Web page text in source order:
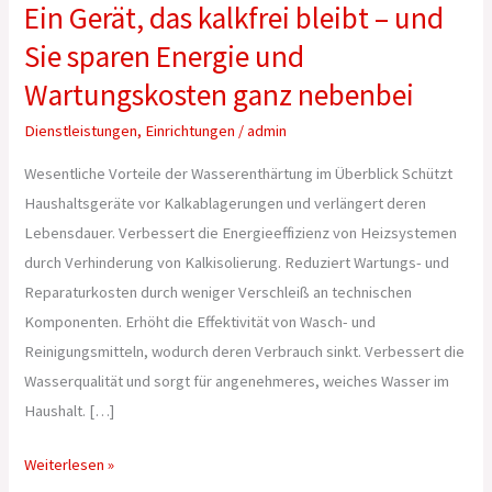
Ein Gerät, das kalkfrei bleibt – und
Sie sparen Energie und
Wartungskosten ganz nebenbei
Dienstleistungen, Einrichtungen /admin
Wesentliche Vorteile der Wasserenthärtung im Überblick Schützt
Haushaltsgeräte vor Kalkablagerungen und verlängert deren
Lebensdauer. Verbessert die Energieeffizienz von Heizsystemen
durch Verhinderung von Kalkisolierung. Reduziert Wartungs- und
Reparaturkosten durch weniger Verschleiß an technischen
Komponenten. Erhöht die Effektivität von Wasch- und
Reinigungsmitteln, wodurch deren Verbrauch sinkt. Verbessert die
Wasserqualität und sorgt für angenehmeres, weiches Wasser im
Haushalt. […]
Weiterlesen »